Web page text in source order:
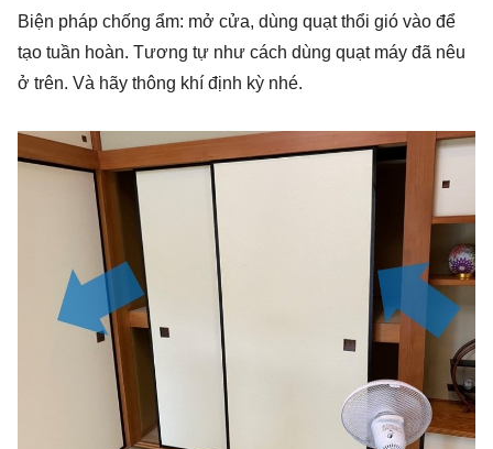
Biện pháp chống ẩm: mở cửa, dùng quạt thổi gió vào để
tạo tuần hoàn. Tương tự như cách dùng quạt máy đã nêu
ở trên. Và hãy thông khí định kỳ nhé.